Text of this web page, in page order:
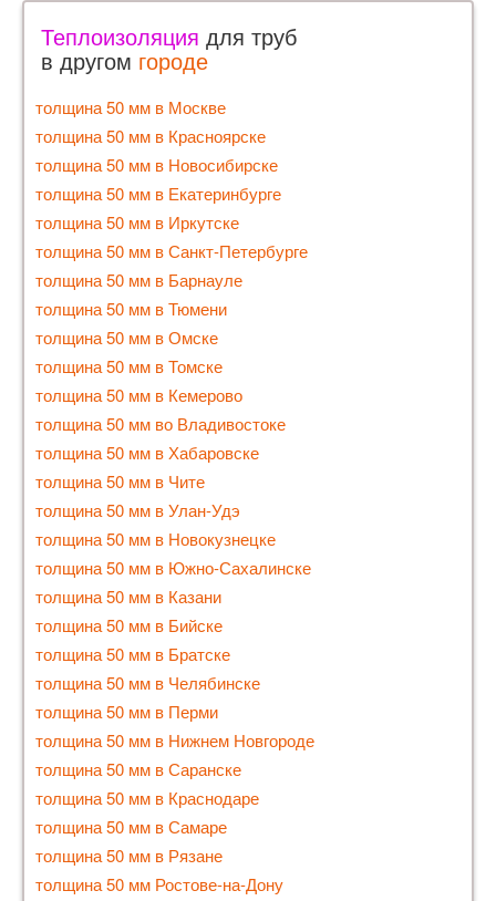
Теплоизоляция для труб
в другом городе
толщина 50 мм в Москве
толщина 50 мм в Красноярске
толщина 50 мм в Новосибирске
толщина 50 мм в Екатеринбурге
толщина 50 мм в Иркутске
толщина 50 мм в Санкт-Петербурге
толщина 50 мм в Барнауле
толщина 50 мм в Тюмени
толщина 50 мм в Омске
толщина 50 мм в Томске
толщина 50 мм в Кемерово
толщина 50 мм во Владивостоке
толщина 50 мм в Хабаровске
толщина 50 мм в Чите
толщина 50 мм в Улан-Удэ
толщина 50 мм в Новокузнецке
толщина 50 мм в Южно-Сахалинске
толщина 50 мм в Казани
толщина 50 мм в Бийске
толщина 50 мм в Братске
толщина 50 мм в Челябинске
толщина 50 мм в Перми
толщина 50 мм в Нижнем Новгороде
толщина 50 мм в Саранске
толщина 50 мм в Краснодаре
толщина 50 мм в Самаре
толщина 50 мм в Рязане
толщина 50 мм Ростове-на-Дону